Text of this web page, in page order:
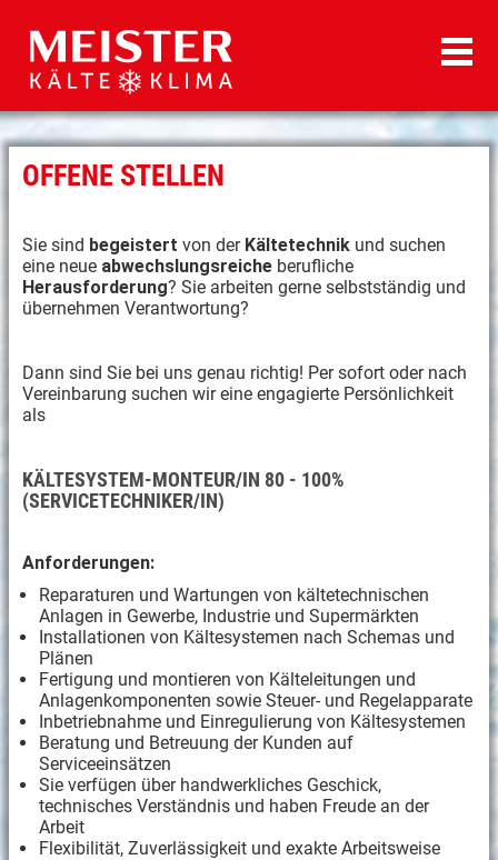
OFFENE STELLEN
Sie sind begeistert von der Kältetechnik und suchen
eine neue abwechslungsreiche berufliche
Herausforderung? Sie arbeiten gerne selbstständig und
übernehmen Verantwortung?
Dann sind Sie bei uns genau richtig! Per sofort oder nach
Vereinbarung suchen wir eine engagierte Persönlichkeit
als
KÄLTESYSTEM-MONTEUR/IN 80 - 100%
(SERVICETECHNIKER/IN)
Anforderungen:
Reparaturen und Wartungen von kältetechnischen
Anlagen in Gewerbe, Industrie und Supermärkten
Installationen von Kältesystemen nach Schemas und
Plänen
Fertigung und montieren von Kälteleitungen und
Anlagenkomponenten sowie Steuer- und Regelapparate
Inbetriebnahme und Einregulierung von Kältesystemen
Beratung und Betreuung der Kunden auf
Serviceeinsätzen
Sie verfügen über handwerkliches Geschick,
technisches Verständnis und haben Freude an der
Arbeit
Flexibilität, Zuverlässigkeit und exakte Arbeitsweise